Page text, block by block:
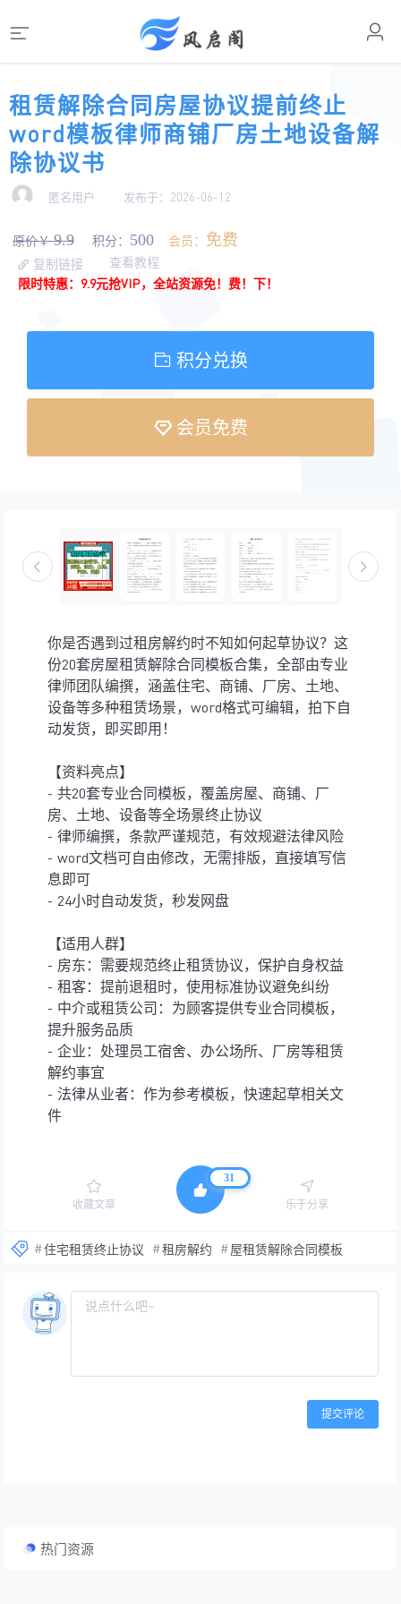
租赁解除合同房屋协议提前终止
word模板律师商铺厂房土地设备解
除协议书
匿名用户 发布于：2026-06-12
原价￥9.9 积分： 500 会员： 免费
复制链接
查看教程
限时特惠：9.9元抢VIP，全站资源免！费！下！
积分兑换
会员免费
你是否遇到过租房解约时不知如何起草协议？这
份20套房屋租赁解除合同模板合集，全部由专业
律师团队编撰，涵盖住宅、商铺、厂房、土地、
设备等多种租赁场景，word格式可编辑，拍下自
动发货，即买即用！
【资料亮点】
- 共20套专业合同模板，覆盖房屋、商铺、厂
房、土地、设备等全场景终止协议
- 律师编撰，条款严谨规范，有效规避法律风险
- word文档可自由修改，无需排版，直接填写信
息即可
- 24小时自动发货，秒发网盘
【适用人群】
- 房东：需要规范终止租赁协议，保护自身权益
- 租客：提前退租时，使用标准协议避免纠纷
- 中介或租赁公司：为顾客提供专业合同模板，
提升服务品质
- 企业：处理员工宿舍、办公场所、厂房等租赁
解约事宜
- 法律从业者：作为参考模板，快速起草相关文
件
收藏文章
31
乐于分享
住宅租赁终止协议 租房解约 屋租赁解除合同模板
提交评论
热门资源